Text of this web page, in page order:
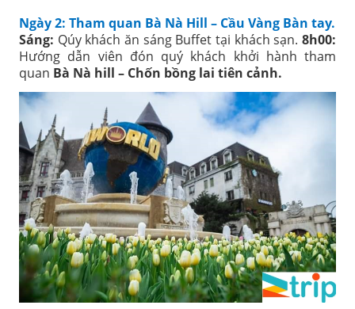
Ngày 2: Tham quan Bà Nà Hill – Cầu Vàng Bàn tay.
Sáng: Qúy khách ăn sáng Buffet tại khách sạn. 8h00:
Hướng dẫn viên đón quý khách khởi hành tham
quan Bà Nà hill – Chốn bồng lai tiên cảnh.